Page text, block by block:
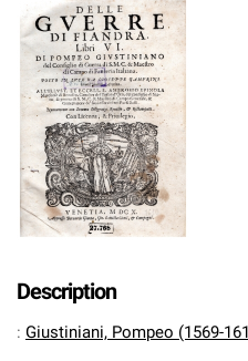
Description
: Giustiniani, Pompeo (1569-